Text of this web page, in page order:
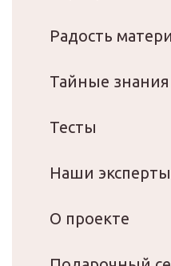
Радость
Тайные знания
Тесты
Наши
О проекте